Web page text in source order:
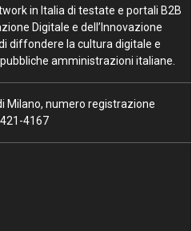
in Italia di testate e portali B2B
Digitale e dell’Innovazione
diffondere la cultura digitale e
amministrazioni italiane.
Milano, numero registrazione
4167